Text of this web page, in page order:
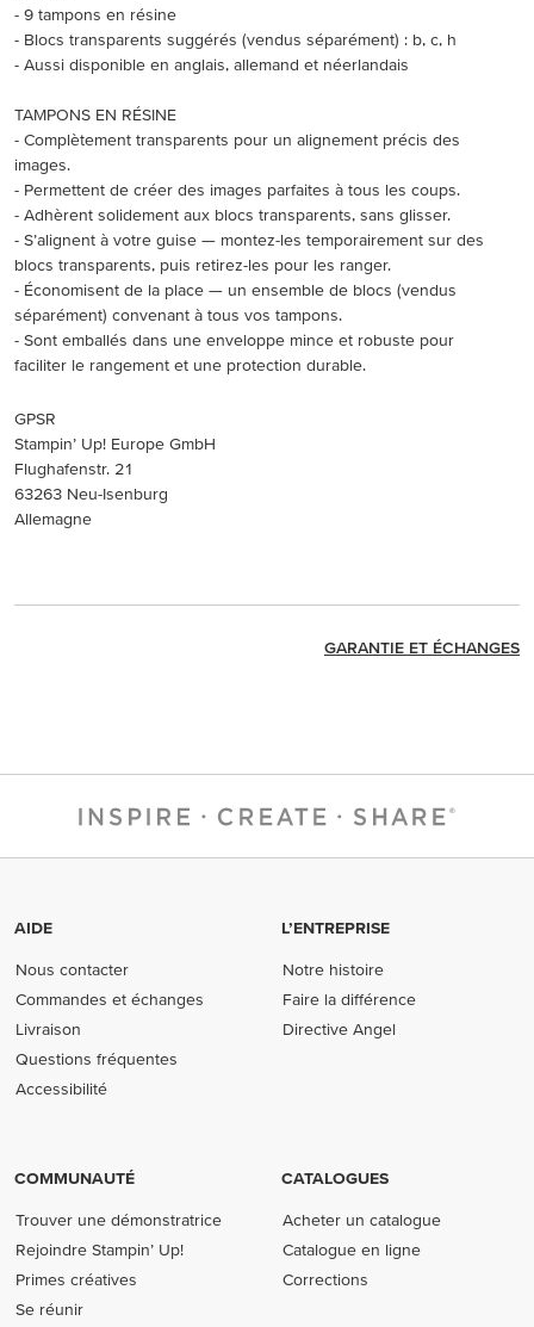
- 9 tampons en résine
- Blocs transparents suggérés (vendus séparément) : b, c, h
- Aussi disponible en anglais, allemand et néerlandais
TAMPONS EN RÉSINE
- Complètement transparents pour un alignement précis des
images.
- Permettent de créer des images parfaites à tous les coups.
- Adhèrent solidement aux blocs transparents, sans glisser.
- S’alignent à votre guise — montez-les temporairement sur des
blocs transparents, puis retirez-les pour les ranger.
- Économisent de la place — un ensemble de blocs (vendus
séparément) convenant à tous vos tampons.
- Sont emballés dans une enveloppe mince et robuste pour
faciliter le rangement et une protection durable.
GPSR
Stampin’ Up! Europe GmbH
Flughafenstr. 21
63263 Neu-Isenburg
Allemagne
GARANTIE ET ÉCHANGES
AIDE
Nous contacter
Commandes et échanges
Livraison
Questions fréquentes
Accessibilité
L’ENTREPRISE
Notre histoire
Faire la différence
Directive Angel
COMMUNAUTÉ
Trouver une démonstratrice
Rejoindre Stampin’ Up!
Primes créatives
Se réunir
CATALOGUES
Acheter un catalogue
Catalogue en ligne
Corrections